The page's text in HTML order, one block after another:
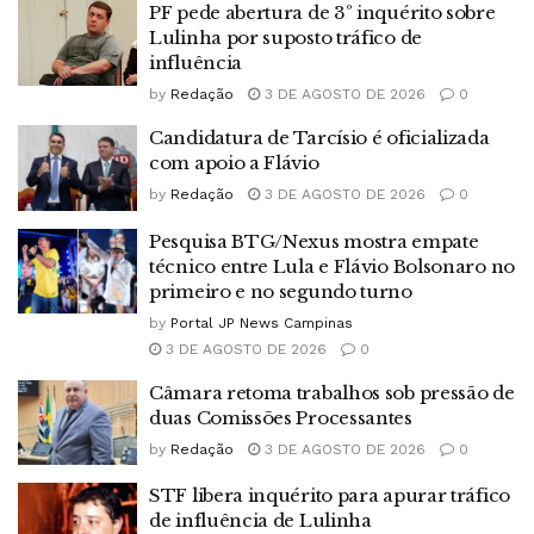
PF pede abertura de 3º inquérito sobre
Lulinha por suposto tráfico de
influência
by Redação 3 DE AGOSTO DE 2026 0
Candidatura de Tarcísio é oficializada
com apoio a Flávio
by Redação 3 DE AGOSTO DE 2026 0
Pesquisa BTG/Nexus mostra empate
técnico entre Lula e Flávio Bolsonaro no
primeiro e no segundo turno
by Portal JP News Campinas
3 DE AGOSTO DE 2026
0
Câmara retoma trabalhos sob pressão de
duas Comissões Processantes
by Redação 3 DE AGOSTO DE 2026 0
STF libera inquérito para apurar tráfico
de influência de Lulinha